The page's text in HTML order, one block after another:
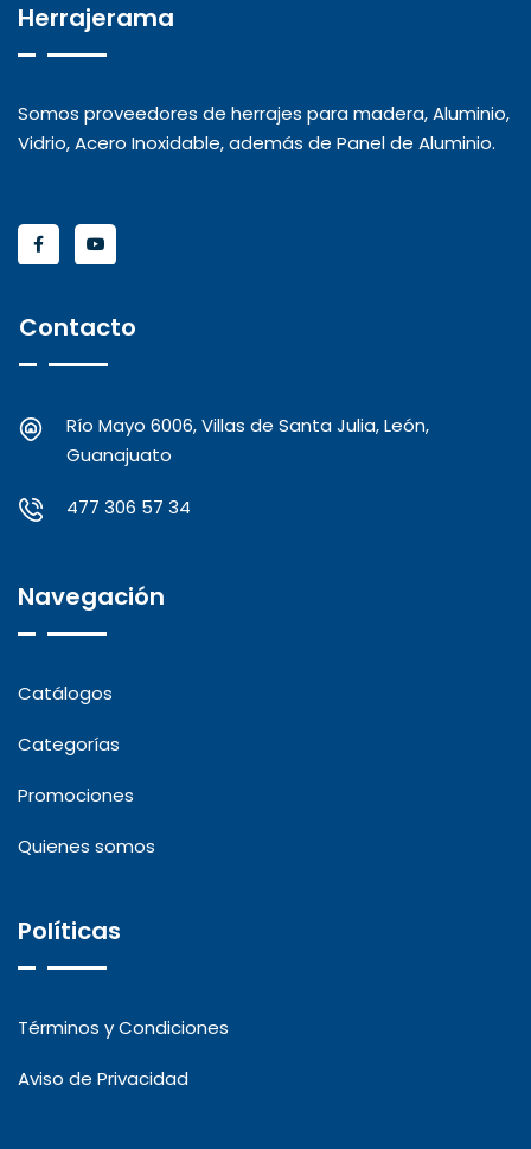
Herrajerama
Somos proveedores de herrajes para madera, Aluminio,
Vidrio, Acero Inoxidable, además de Panel de Aluminio.
Contacto
Río Mayo 6006, Villas de Santa Julia, León,
Guanajuato
477 306 57 34
Navegación
Catálogos
Categorías
Promociones
Quienes somos
Políticas
Términos y Condiciones
Aviso de Privacidad